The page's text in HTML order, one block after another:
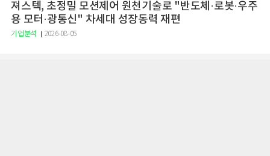
져스텍, 초정밀 모션제어 원천기술로 "반도체·로봇·우주
용 모터·광통신" 차세대 성장동력 재편
기업분석 2026-08-05